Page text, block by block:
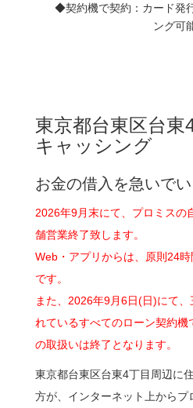
◆契約機で契約：カード発
ング可
東京都台東区台東
キャッシング
お金の借入を急いで
2026年9月末にて、プロミスの
舗営業終了致します。
Web・アプリからは、原則24
です。
また、2026年9月6日(日)にて
れているすべてのローン契約
の取扱いは終了となります。
東京都台東区台東4丁目周辺に
方が、インターネット上から